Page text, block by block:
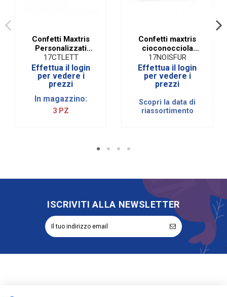
Confetti Maxtris
Personalizzati
Lettera T
17CTLETT
Effettua il login
per vedere i
prezzi
In magazzino:
3 PZ
Confetti maxtris
cioconocciola
sfumato rosa 1 KG
17NOISFUR
Effettua il login
per vedere i
prezzi
Scopri la data di
riassortimento
ISCRIVITI ALLA NEWSLETTER